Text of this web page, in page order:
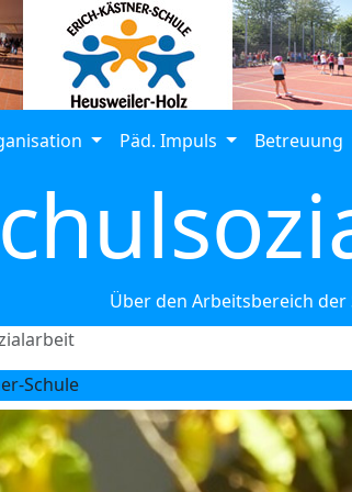
Päd. Impuls Betreuung
Über den Arbeitsbereich
Schule